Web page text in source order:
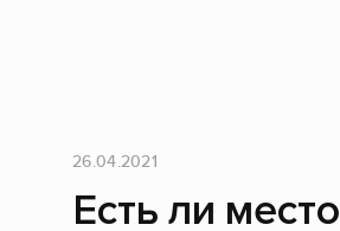
26.04.2021
Есть ли место